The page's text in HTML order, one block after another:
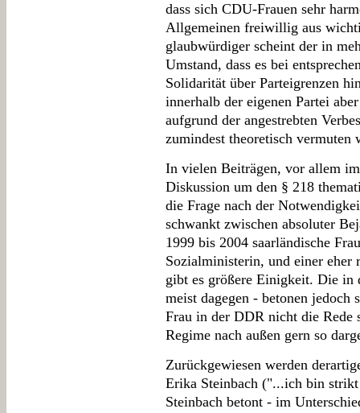
dass sich CDU-Frauen sehr
Allgemeinen freiwillig aus
glaubwürdiger scheint der in
Umstand, dass es bei
Solidarität über Parteigrenzen
innerhalb der eigenen Partei
aufgrund der angestrebten
zumindest theoretisch vermuten
In vielen Beiträgen, vor allem
Diskussion um den § 218
die Frage nach der
schwankt zwischen absoluter
1999 bis 2004 saarländische
Sozialministerin, und einer eher
gibt es größere Einigkeit. Die in
meist dagegen - betonen jedoch
Frau in der DDR nicht die Rede
Regime nach außen gern so
Zurückgewiesen werden
Erika Steinbach ("...ich bin
Steinbach betont - im